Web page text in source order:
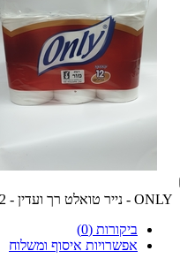
ONLY - נייר טואלט רך ועדין - 12 גלילים
ביקורות (0)
אפשרויות איסוף ומשלוח